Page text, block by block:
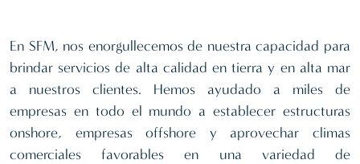
En SFM, nos enorgullecemos de nuestra capacidad para
brindar servicios de alta calidad en tierra y en alta mar
a nuestros clientes. Hemos ayudado a miles de
empresas en todo el mundo a establecer estructuras
onshore, empresas offshore y aprovechar climas
comerciales favorables en una variedad de